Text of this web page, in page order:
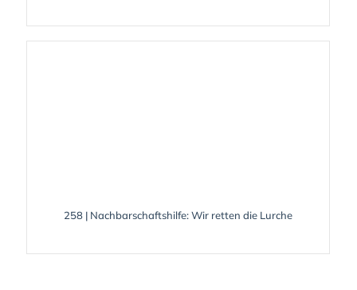
258 | Nachbarschaftshilfe: Wir retten die Lurche